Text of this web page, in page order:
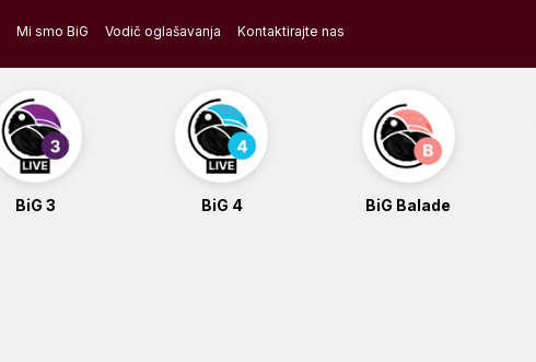
Mi smo BiG Vodič oglašavanja Kontaktirajte nas
BiG 3 BiG 4 BiG Balade